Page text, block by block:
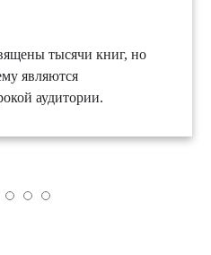
тысячи книг, но
являются
аудитории.